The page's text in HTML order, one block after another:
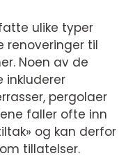
ulike typer
renoveringer til
Noen av de
inkluderer
pergolaer
faller ofte inn
og kan derfor
tillatelser.